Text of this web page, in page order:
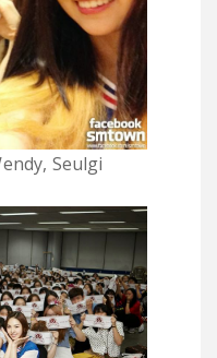
Seulgi